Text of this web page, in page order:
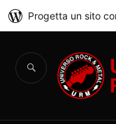
Progetta un sito